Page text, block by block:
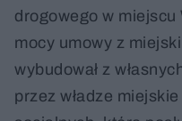
drogowego w
mocy umowy z
wybudował z
przez władze